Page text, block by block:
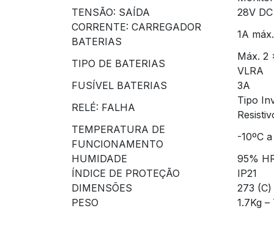
TENSÃO: SAÍDA
28V
CORRENTE: CARREGADOR
BATERIAS
1A máx.
TIPO DE BATERIAS
Máx. 2
VLRA
FUSÍVEL BATERIAS
3A
RELÉ: FALHA
Tipo
TEMPERATURA DE
FUNCIONAMENTO
-10ºC
HUMIDADE
95%
ÍNDICE DE PROTEÇÃO
IP21
DIMENSÕES
273
PESO
1.7Kg